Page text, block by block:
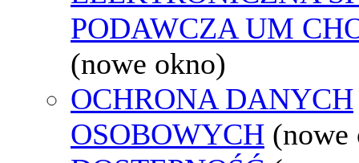
PODAWCZA UM
(nowe okno)
OCHRONA DANYCH
OSOBOWYCH (nowe